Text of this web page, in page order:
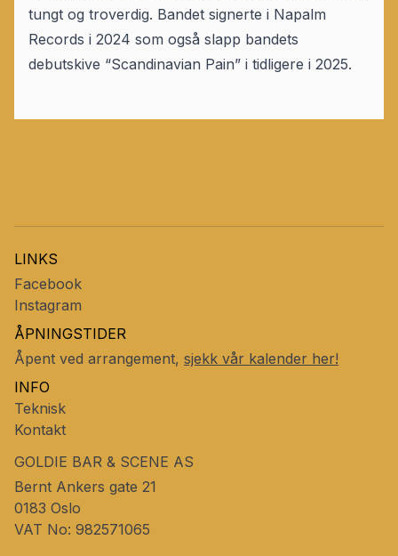
tungt og troverdig. Bandet signerte i Napalm
Records i 2024 som også slapp bandets
debutskive “Scandinavian Pain” i tidligere i 2025.
LINKS
Facebook
Instagram
ÅPNINGSTIDER
Åpent ved arrangement, sjekk vår kalender her!
INFO
Teknisk
Kontakt
GOLDIE BAR & SCENE AS
Bernt Ankers gate 21
0183 Oslo
VAT No: 982571065